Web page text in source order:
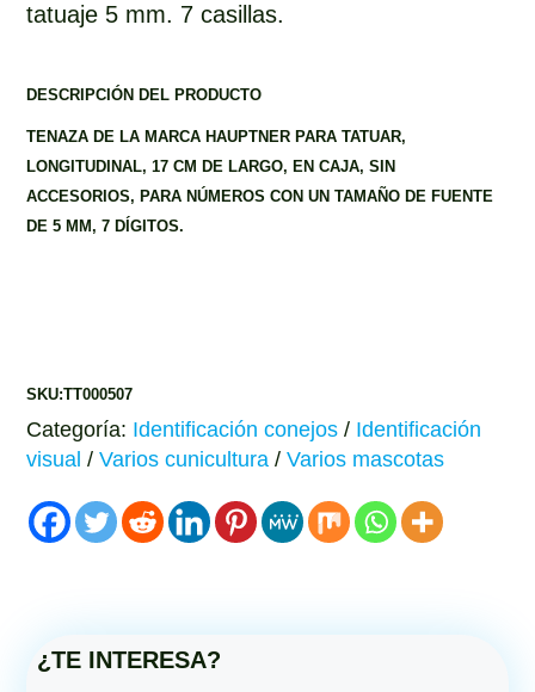
tatuaje 5 mm. 7 casillas.
DESCRIPCIÓN DEL PRODUCTO
TENAZA DE LA MARCA HAUPTNER PARA TATUAR,
LONGITUDINAL, 17 CM DE LARGO, EN CAJA, SIN
ACCESORIOS, PARA NÚMEROS CON UN TAMAÑO DE FUENTE
DE 5 MM, 7 DÍGITOS.
SKU:TT000507
Categoría: Identificación conejos / Identificación
visual /Varios cunicultura /Varios mascotas
¿TE INTERESA?